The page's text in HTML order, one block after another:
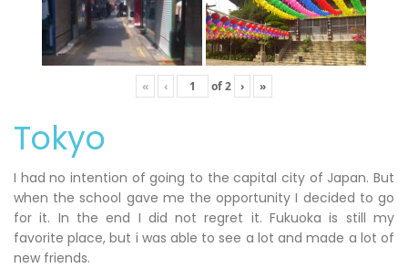
« ‹ of2 › »
Tokyo
I had no intention of going to the capital city of Japan. But
when the school gave me the opportunity I decided to go
for it. In the end I did not regret it. Fukuoka is still my
favorite place, but i was able to see a lot and made a lot of
new friends.